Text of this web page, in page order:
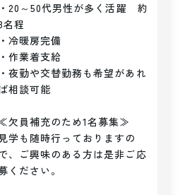
・20～50代男性が多く活躍　約
名程
・冷暖房完備
・作業着支給
・夜勤や交替勤務も希望があれ
相談可能
欠員補充のため1名募集≫
見学も随時行っておりますの
、ご興味のある方は是非ご応
ください。